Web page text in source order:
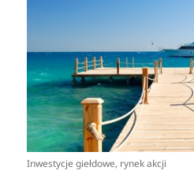
Inwestycje giełdowe, rynek akcji